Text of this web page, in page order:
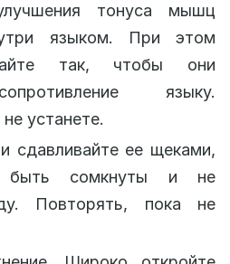
тонуса мышц
языком. При этом
так, чтобы они
языку.
устанете.
сдавливайте ее щеками,
быть сомкнуты и не
Повторять, пока не